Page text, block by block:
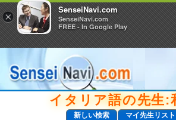
イタリア語の先生:
新しい検索 マイ先生リス
×
SenseiNavi.com
SenseiNavi.com
FREE - In Google Play
×
SenseiNavi.com
SenseiNavi.com
FREE - In Google Play